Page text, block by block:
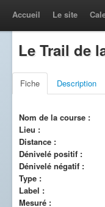
Accueil Le site
Le Trail de
Fiche Description
Nom de la course :
Lieu :
Distance :
Dénivelé positif :
Dénivelé négatif :
Type :
Label :
Mesuré :